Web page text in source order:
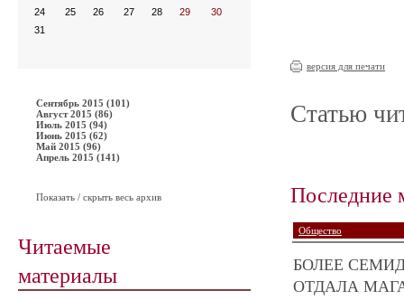
24
25 26 27 28 29
30
31
Сентябрь 2015 (101)
Август 2015 (86)
Июль 2015 (94)
Июнь 2015 (62)
Май 2015 (96)
Апрель 2015 (141)
Показать / скрыть весь архив
Читаемые
материалы
версия для печати
Статью
Последние
Общество
БОЛЕЕ
ОТДАЛА